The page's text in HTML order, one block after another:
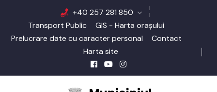
+40 257 281 850
Transport Public
GIS - Harta orașului
Prelucrare date cu caracter personal
Contact
Harta site